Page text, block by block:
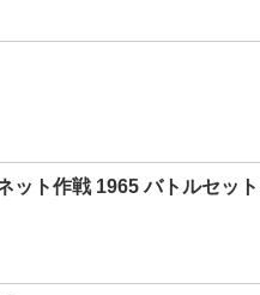
ット作戦 1965 バトルセット